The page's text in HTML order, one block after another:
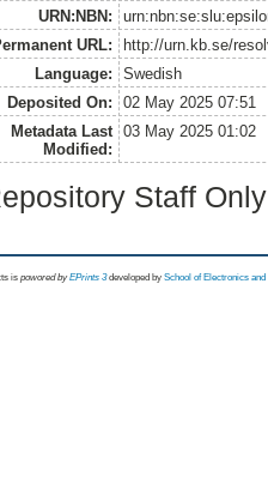
URN:NBN:
URL:
http://urn.kb.se/
Language:
Swedish
Deposited On:
02 May 2025 07:51
Metadata Last
Modified:
03 May 2025 01:02
Staff
is powored byEPrints 3 developed by School of Electronics